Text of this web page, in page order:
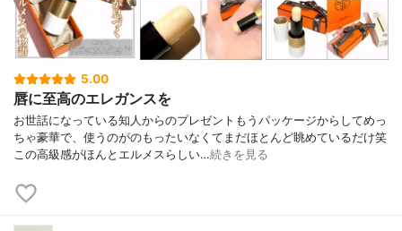
5.00
唇に至高のエレガンスを
お世話になっている知人からのプレゼントもうパッケージからしてめっ
ちゃ豪華で、使うのがのもったいなくてまだほとんど眺めているだけ笑
この高級感がほんとエルメスらしい…続きを見る